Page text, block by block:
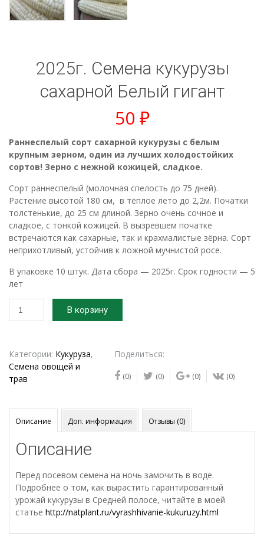
2025г. Семена кукурузы
сахарной Белый гигант
50 ₽
Раннеспелый сорт сахарной кукурузы с белым
крупным зерном, один из лучших холодостойких
сортов! Зерно с нежной кожицей, сладкое.
Сорт раннеспелый (молочная спелость до 75 дней).
Растение высотой 180 см, в тёплое лето до 2,2м. Початки
толстенькие, до 25 см длиной. Зерно очень сочное и
сладкое, с тонкой кожицей. В вызревшем початке
встречаются как сахарные, так и крахмалистые зёрна. Сорт
неприхотливый, устойчив к ложной мучнистой росе.
В упаковке 10 штук. Дата сбора — 2025г. Срок годности — 5
лет
Количество
товара
кукурузы
сахарной
Белый
В корзину
Категории: Кукуруза,
Семена овощей и
трав
Поделиться:
(0) (0) (0) (0)
Описание Доп. информация Отзывы (0)
Описание
Перед посевом семена на ночь замочить в воде.
Подробнее о том, как вырастить гарантированный
урожай кукурузы в Средней полосе, читайте в моей
статье http://natplant.ru/vyrashhivanie-kukuruzy.html